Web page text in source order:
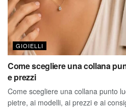
GIOIELLI
Come scegliere una collana
e prezzi
Come scegliere una collana punto
pietre, ai modelli, ai prezzi e ai